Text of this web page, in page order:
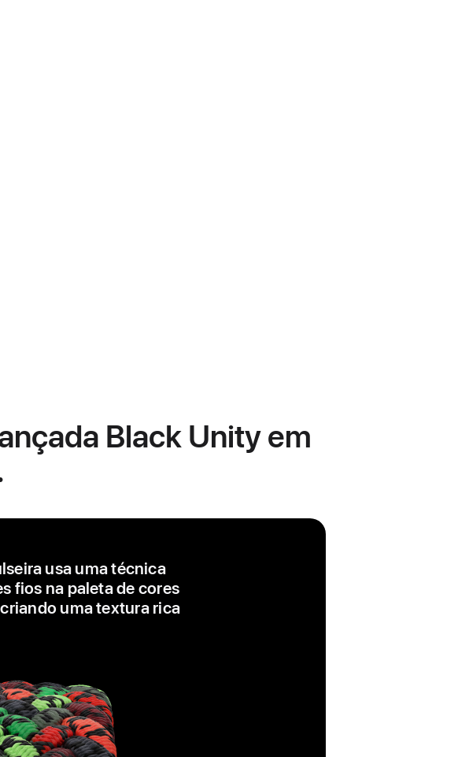
Black Unity em
usa uma técnica
fios na paleta de cores
uma textura rica